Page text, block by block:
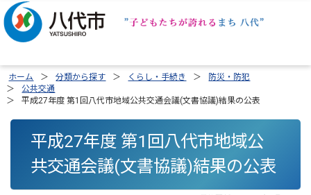
ホーム 分類から探す くらし・手続き
防災・防犯
公共交通
平成27年度 第1回八代市地域公共交通会議(文書協議)結果の公表
平成27年度 第1回八代市地域公
共交通会議(文書協議)結果の公表